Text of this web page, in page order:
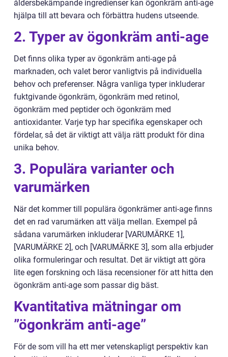
åldersbekämpande ingredienser kan ögonkräm anti-age
hjälpa till att bevara och förbättra hudens utseende.
2. Typer av ögonkräm anti-age
Det finns olika typer av ögonkräm anti-age på
marknaden, och valet beror vanligtvis på individuella
behov och preferenser. Några vanliga typer inkluderar
fuktgivande ögonkräm, ögonkräm med retinol,
ögonkräm med peptider och ögonkräm med
antioxidanter. Varje typ har specifika egenskaper och
fördelar, så det är viktigt att välja rätt produkt för dina
unika behov.
3. Populära varianter och
varumärken
När det kommer till populära ögonkrämer anti-age finns
det en rad varumärken att välja mellan. Exempel på
sådana varumärken inkluderar [VARUMÄRKE 1],
[VARUMÄRKE 2], och [VARUMÄRKE 3], som alla erbjuder
olika formuleringar och resultat. Det är viktigt att göra
lite egen forskning och läsa recensioner för att hitta den
ögonkräm anti-age som passar dig bäst.
Kvantitativa mätningar om
”ögonkräm anti-age”
För de som vill ha ett mer vetenskapligt perspektiv kan